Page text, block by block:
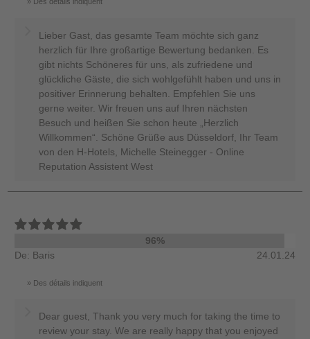
Des détails indiquent
Lieber Gast, das gesamte Team möchte sich ganz
herzlich für Ihre großartige Bewertung bedanken. Es
gibt nichts Schöneres für uns, als zufriedene und
glückliche Gäste, die sich wohlgefühlt haben und uns in
positiver Erinnerung behalten. Empfehlen Sie uns
gerne weiter. Wir freuen uns auf Ihren nächsten
Besuch und heißen Sie schon heute „Herzlich
Willkommen“. Schöne Grüße aus Düsseldorf, Ihr Team
von den H-Hotels, Michelle Steinegger - Online
Reputation Assistent West
96%
De: Baris
24.01.24
Des détails indiquent
Dear guest, Thank you very much for taking the time to
review your stay. We are really happy that you enjoyed